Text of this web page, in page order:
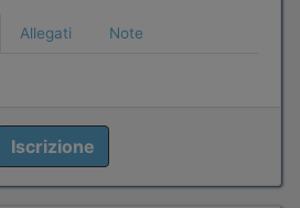
Allegati
Note
Iscrizione